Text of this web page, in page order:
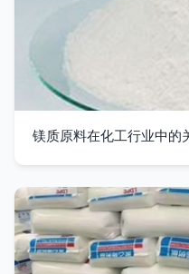
镁质原料在化工行业中的